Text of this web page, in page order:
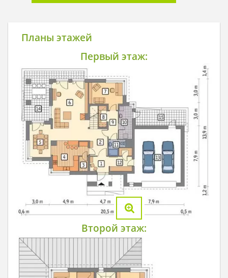
Планы этажей
Первый этаж:
Второй этаж: